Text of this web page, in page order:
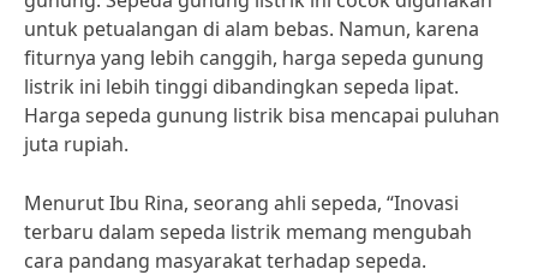
untuk petualangan di alam bebas. Namun, karena
fiturnya yang lebih canggih, harga sepeda gunung
listrik ini lebih tinggi dibandingkan sepeda lipat.
Harga sepeda gunung listrik bisa mencapai puluhan
juta rupiah.
Menurut Ibu Rina, seorang ahli sepeda, “Inovasi
terbaru dalam sepeda listrik memang mengubah
cara pandang masyarakat terhadap sepeda.